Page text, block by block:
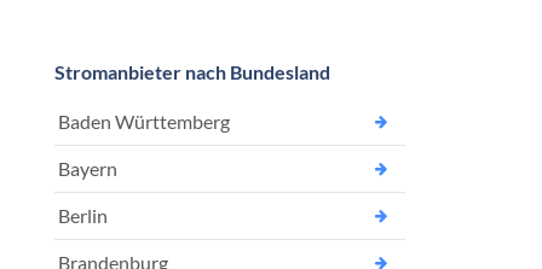
Stromanbieter nach Bundesland
Baden Württemberg
Bayern
Berlin
Brandenburg